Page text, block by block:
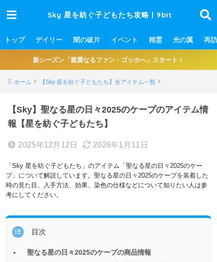
Sky 星を紡ぐ子どもたち攻略 | 9bit
トップ デイリー 闇の破片 イベント 精霊 光の翼 再訪
新シーズン「親愛なるファン・ゴッホへ」スタート！
ホーム 【Sky 星を紡ぐ子どもたち】全アイテム一覧
【Sky】聖なる星の日々2025のケープのアイテム情
報【星を紡ぐ子どもたち】
2025年12月12日 2026年1月11日
「Sky 星を紡ぐ子どもたち」のアイテム「聖なる星の日々2025のケー
プ」について解説しています。聖なる星の日々2025のケープを装着した
時の見た目、入手方法、効果、染色の仕様などについて知りたい人は参
考にしてください。
目次
聖なる星の日々2025のケープの商品情報